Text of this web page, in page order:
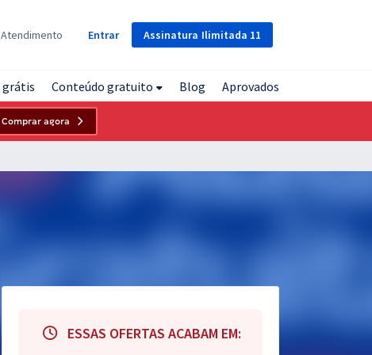
Assinatura Ilimitada 11
Atendimento Entrar
grátis Conteúdo gratuito Blog Aprovados
Comprar agora
ESSAS OFERTAS ACABAM EM: